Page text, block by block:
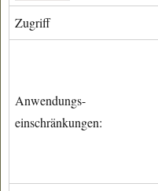
Zugriff
Anwendungs-
einschränkungen: